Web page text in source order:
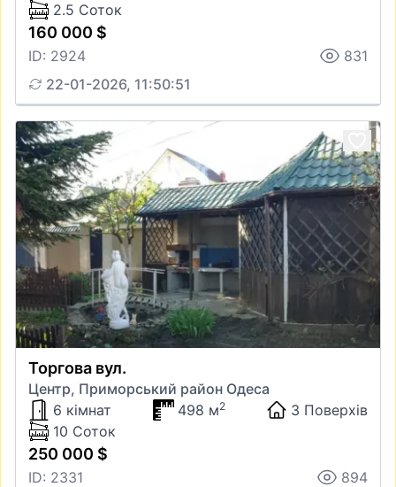
2.5 Соток
160 000 $
ID: 2924
831
22-01-2026, 11:50:51
Торгова вул.
Центр, Приморський район Одеса
6 кімнат
498 м2
3 Поверхів
10 Соток
250 000 $
ID: 2331
894